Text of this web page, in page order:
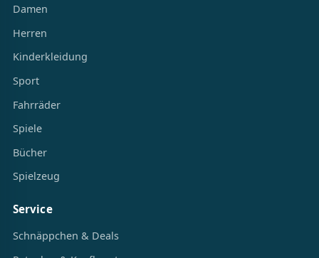
Damen
Herren
Kinderkleidung
Sport
Fahrräder
Spiele
Bücher
Spielzeug
Service
Schnäppchen & Deals